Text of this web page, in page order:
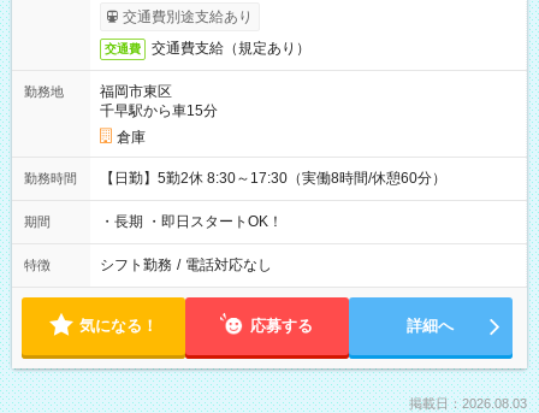
交通費別途支給あり
交通費 交通費支給（規定あり）
勤務地
福岡市東区
千早駅から車15分
倉庫
勤務時間 【日勤】5勤2休 8:30～17:30（実働8時間/休憩60分）
期間 ・長期 ・即日スタートOK！
特徴 シフト勤務 / 電話対応なし
気になる！ 応募する 詳細へ
掲載日：2026.08.03